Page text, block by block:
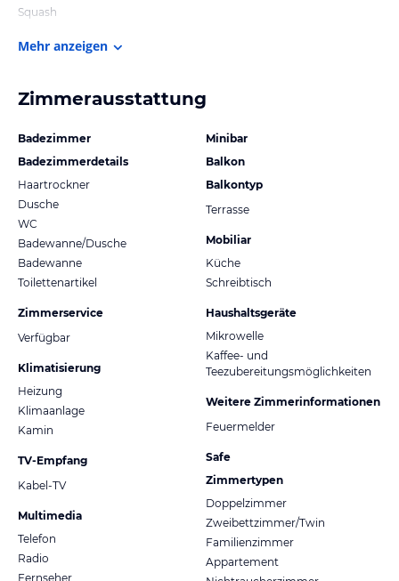
Squash
Mehr anzeigen
Zimmerausstattung
Badezimmer
Badezimmerdetails
Haartrockner
Dusche
WC
Badewanne/Dusche
Badewanne
Toilettenartikel
Zimmerservice
Verfügbar
Klimatisierung
Heizung
Klimaanlage
Kamin
TV-Empfang
Kabel-TV
Multimedia
Telefon
Radio
Fernseher
Minibar
Balkon
Balkontyp
Terrasse
Mobiliar
Küche
Schreibtisch
Haushaltsgeräte
Mikrowelle
Kaffee- und
Teezubereitungsmöglichkeiten
Weitere Zimmerinformationen
Feuermelder
Safe
Zimmertypen
Doppelzimmer
Zweibettzimmer/Twin
Familienzimmer
Appartement